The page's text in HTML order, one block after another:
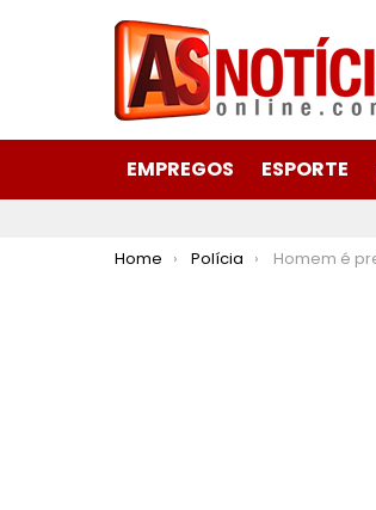
EMPREGOS ESPORTE
You are here:
Home Polícia Homem é preso com pistola de